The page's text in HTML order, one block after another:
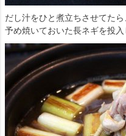
だし汁をひと煮立ちさせてたら
予め焼いておいた長ネギを投入